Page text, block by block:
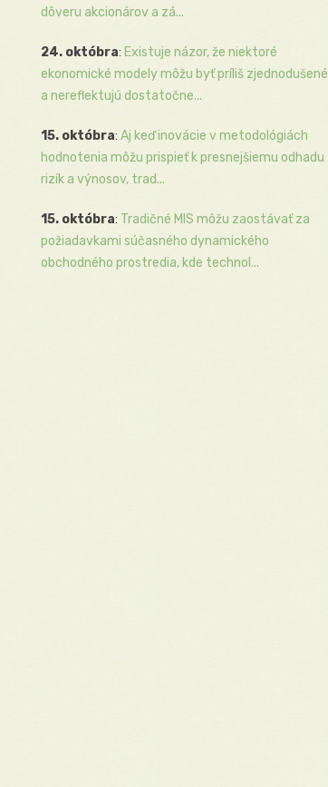
dôveru akcionárov a zá...
24. októbra: Existuje názor, že niektoré
ekonomické modely môžu byť príliš zjednodušené
a nereflektujú dostatočne...
15. októbra: Aj keď inovácie v metodológiách
hodnotenia môžu prispieť k presnejšiemu odhadu
rizík a výnosov, trad...
15. októbra: Tradičné MIS môžu zaostávať za
požiadavkami súčasného dynamického
obchodného prostredia, kde technol...